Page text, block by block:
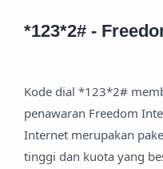
*123*2# -
Kode dial *123*2#
penawaran Freedom
Internet merupakan
tinggi dan kuota yang